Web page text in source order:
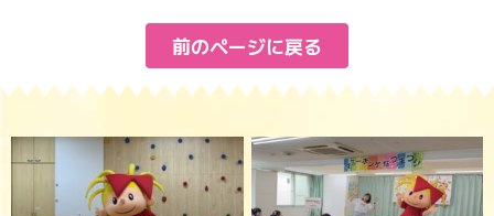
前のページに戻る